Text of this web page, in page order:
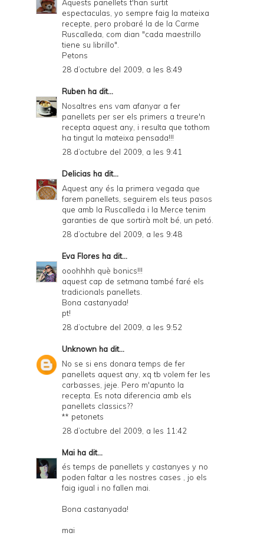
Aquests panellets t'han surtit
espectaculas, yo sempre faig la mateixa
recepte, pero probaré la de la Carme
Ruscalleda, com dian "cada maestrillo
tiene su librillo".
Petons
28 d’octubre del 2009, a les 8:49
Ruben ha dit...
Nosaltres ens vam afanyar a fer
panellets per ser els primers a treure'n
recepta aquest any, i resulta que tothom
ha tingut la mateixa pensada!!!
28 d’octubre del 2009, a les 9:41
Delicias ha dit...
Aquest any és la primera vegada que
farem panellets, seguirem els teus pasos
que amb la Ruscalleda i la Merce tenim
garanties de que sortirà molt bé, un petó.
28 d’octubre del 2009, a les 9:48
Eva Flores ha dit...
ooohhhh què bonics!!!
aquest cap de setmana també faré els
tradicionals panellets.
Bona castanyada!
pt!
28 d’octubre del 2009, a les 9:52
Unknown ha dit...
No se si ens donara temps de fer
panellets aquest any, xq tb volem fer les
carbasses, jeje. Pero m'apunto la
recepta. Es nota diferencia amb els
panellets classics??
** petonets
28 d’octubre del 2009, a les 11:42
Mai ha dit...
és temps de panellets y castanyes y no
poden faltar a les nostres cases , jo els
faig igual i no fallen mai.
Bona castanyada!
mai